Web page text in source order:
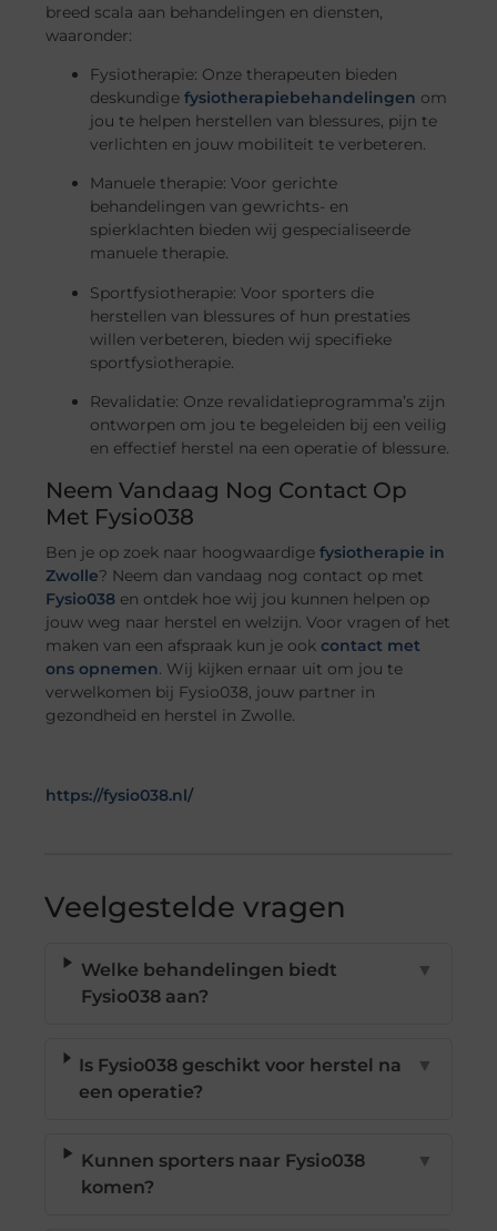
breed scala aan behandelingen en diensten,
waaronder:
Fysiotherapie: Onze therapeuten bieden
deskundige fysiotherapiebehandelingen om
jou te helpen herstellen van blessures, pijn te
verlichten en jouw mobiliteit te verbeteren.
Manuele therapie: Voor gerichte
behandelingen van gewrichts- en
spierklachten bieden wij gespecialiseerde
manuele therapie.
Sportfysiotherapie: Voor sporters die
herstellen van blessures of hun prestaties
willen verbeteren, bieden wij specifieke
sportfysiotherapie.
Revalidatie: Onze revalidatieprogramma’s zijn
ontworpen om jou te begeleiden bij een veilig
en effectief herstel na een operatie of blessure.
Neem Vandaag Nog Contact Op
Met Fysio038
Ben je op zoek naar hoogwaardige fysiotherapie in
Zwolle? Neem dan vandaag nog contact op met
Fysio038 en ontdek hoe wij jou kunnen helpen op
jouw weg naar herstel en welzijn. Voor vragen of het
maken van een afspraak kun je ook contact met
ons opnemen. Wij kijken ernaar uit om jou te
verwelkomen bij Fysio038, jouw partner in
gezondheid en herstel in Zwolle.
https://fysio038.nl/
Veelgestelde vragen
Welke behandelingen biedt
Fysio038 aan?
▼
Is Fysio038 geschikt voor herstel na
een operatie?
▼
Kunnen sporters naar Fysio038
komen?
▼